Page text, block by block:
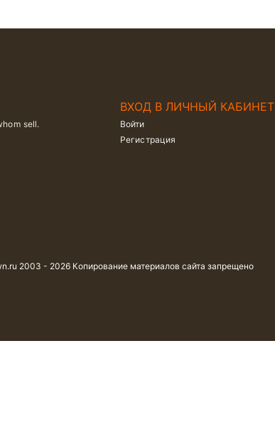
sell.
ВХОД В ЛИЧНЫЙ КАБИНЕТ
Войти
Регистрация
2003 - 2026 Копирование материалов сайта запрещено